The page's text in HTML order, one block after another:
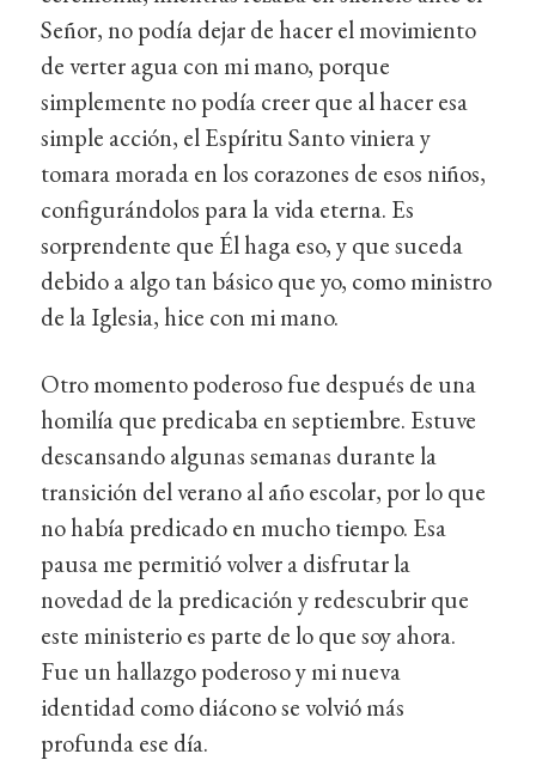
Señor, no podía dejar de hacer el movimiento
de verter agua con mi mano, porque
simplemente no podía creer que al hacer esa
simple acción, el Espíritu Santo viniera y
tomara morada en los corazones de esos niños,
configurándolos para la vida eterna. Es
sorprendente que Él haga eso, y que suceda
debido a algo tan básico que yo, como ministro
de la Iglesia, hice con mi mano.
Otro momento poderoso fue después de una
homilía que predicaba en septiembre. Estuve
descansando algunas semanas durante la
transición del verano al año escolar, por lo que
no había predicado en mucho tiempo. Esa
pausa me permitió volver a disfrutar la
novedad de la predicación y redescubrir que
este ministerio es parte de lo que soy ahora.
Fue un hallazgo poderoso y mi nueva
identidad como diácono se volvió más
profunda ese día.